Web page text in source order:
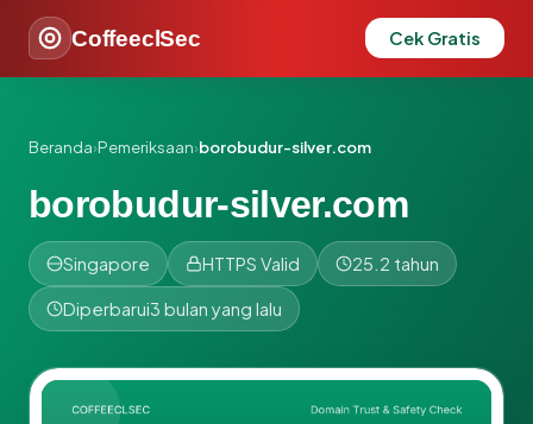
CoffeeclSec Cek Gratis
Beranda›Pemeriksaan›borobudur-silver.com
borobudur-silver.com
Singapore HTTPS Valid 25.2 tahun
Diperbarui3 bulan yang lalu